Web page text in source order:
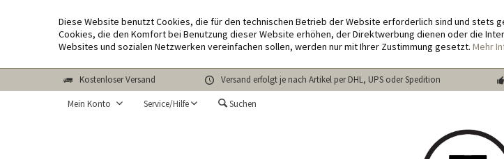
Diese Website benutzt Cookies, die für den technischen Betrieb der Website erforderlich sind und stets
Cookies, die den Komfort bei Benutzung dieser Website erhöhen, der Direktwerbung dienen oder die
Websites und sozialen Netzwerken vereinfachen sollen, werden nur mit Ihrer Zustimmung gesetzt. Mehr
Kostenloser Versand Versand erfolgt je nach Artikel per DHL, UPS oder Spedition
Mein Konto Service/Hilfe Suchen